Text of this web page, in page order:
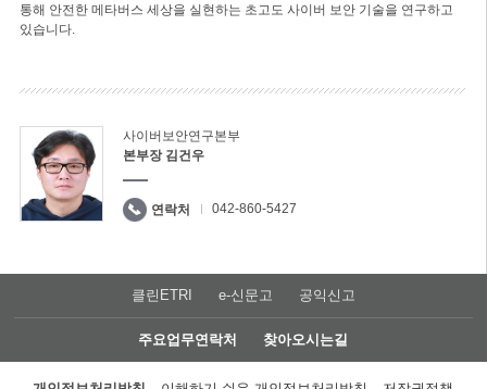
통해 안전한 메타버스 세상을 실현하는 초고도 사이버 보안 기술을 연구하고
있습니다.
사이버보안연구본부
본부장 김건우
연락처 042-860-5427
클린ETRI e-신문고 공익신고
주요업무연락처 찾아오시는길